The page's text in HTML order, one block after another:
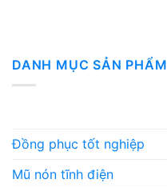
DANH MỤC SẢN PHẨM
Đồng phục tốt nghiệp
Mũ nón tĩnh điện